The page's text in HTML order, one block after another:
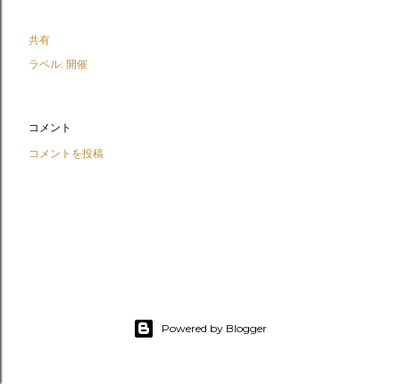
共有
ラベル: 開催
コメント
コメントを投稿
Powered by Blogger